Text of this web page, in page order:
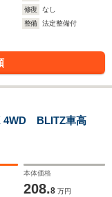
修復
なし
整備
法定整備付
4WD BLITZ車高
本体価格
208.8 万円